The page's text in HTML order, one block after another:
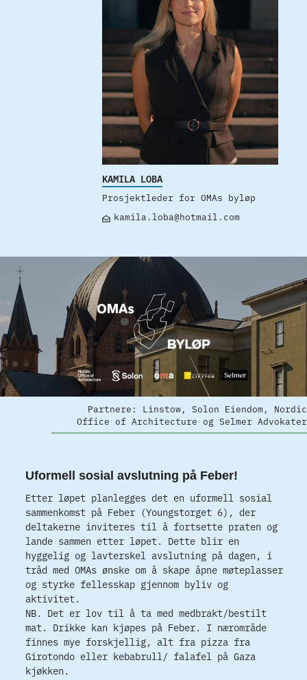
KAMILA LOBA
Prosjektleder for OMAs byløp
kamila.loba@hotmail.com
Partnere: Linstow, Solon Eiendom, Nordic
Office of Architecture og Selmer Advokater
Uformell sosial avslutning på Feber!
Etter løpet planlegges det en uformell sosial
sammenkomst på Feber (Youngstorget 6), der
deltakerne inviteres til å fortsette praten og
lande sammen etter løpet. Dette blir en
hyggelig og lavterskel avslutning på dagen, i
tråd med OMAs ønske om å skape åpne møteplasser
og styrke fellesskap gjennom byliv og
aktivitet.
NB. Det er lov til å ta med medbrakt/bestilt
mat. Drikke kan kjøpes på Feber. I nærområde
finnes mye forskjellig, alt fra pizza fra
Girotondo eller kebabrull/ falafel på Gaza
kjøkken.